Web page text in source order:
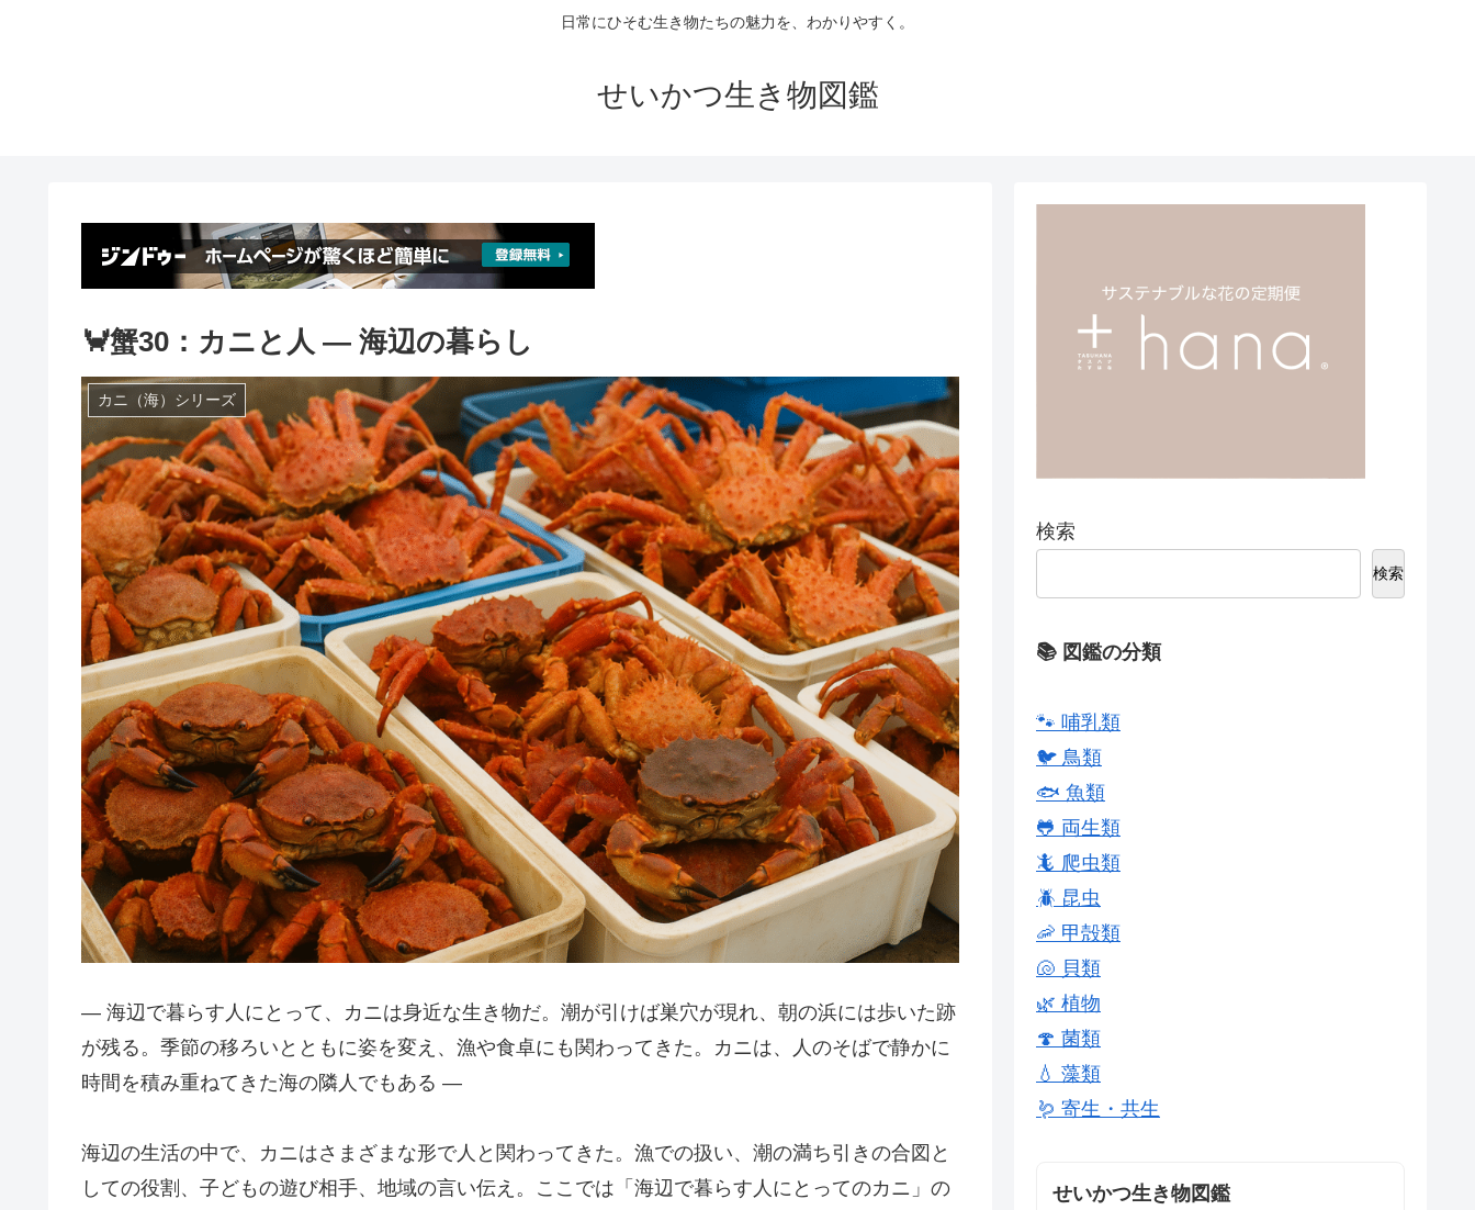
日常にひそむ生き物たちの魅力を、わかりやすく。
せいかつ生き物図鑑
🦀蟹30：カニと人 ― 海辺の暮らし
カニ（海）シリーズ
― 海辺で暮らす人にとって、カニは身近な生き物だ。潮が引けば巣穴が現れ、朝の浜には歩いた跡
が残る。季節の移ろいとともに姿を変え、漁や食卓にも関わってきた。カニは、人のそばで静かに
時間を積み重ねてきた海の隣人でもある ―
海辺の生活の中で、カニはさまざまな形で人と関わってきた。漁での扱い、潮の満ち引きの合図と
しての役割、子どもの遊び相手、地域の言い伝え。ここでは「海辺で暮らす人にとってのカニ」の
検索
検索
📚 図鑑の分類
🐾 哺乳類
🐦 鳥類
🐟 魚類
🐸 両生類
🦎 爬虫類
🪲 昆虫
🦐 甲殻類
🐚 貝類
🌿 植物
🍄 菌類
💧 藻類
🪱 寄生・共生
せいかつ生き物図鑑